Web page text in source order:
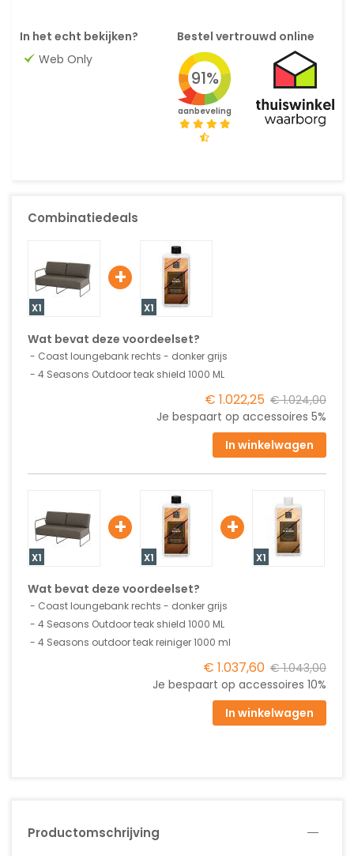
In het echt bekijken?
Web Only
Bestel vertrouwd online
91%
aanbeveling
Combinatiedeals
X1
+
X1
Wat bevat deze voordeelset?
Coast loungebank rechts - donker grijs
4 Seasons Outdoor teak shield 1000 ML
€ 1.022,25 € 1.024,00
Je bespaart op accessoires 5%
In winkelwagen
X1
+
X1
+
X1
Wat bevat deze voordeelset?
Coast loungebank rechts - donker grijs
4 Seasons Outdoor teak shield 1000 ML
4 Seasons outdoor teak reiniger 1000 ml
€ 1.037,60 € 1.043,00
Je bespaart op accessoires 10%
In winkelwagen
Productomschrijving